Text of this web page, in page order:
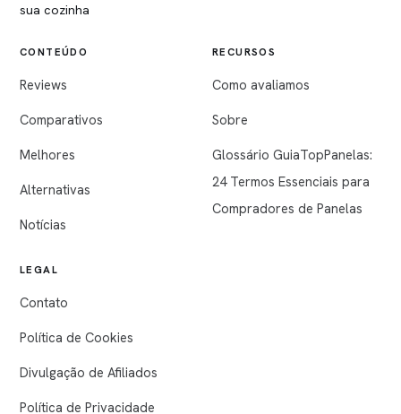
sua cozinha
CONTEÚDO
Reviews
Comparativos
Melhores
Alternativas
Notícias
RECURSOS
Como avaliamos
Sobre
Glossário GuiaTopPanelas:
24 Termos Essenciais para
Compradores de Panelas
LEGAL
Contato
Política de Cookies
Divulgação de Afiliados
Política de Privacidade